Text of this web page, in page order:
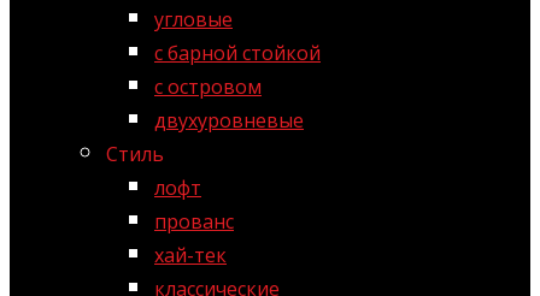
угловые
с барной стойкой
с островом
двухуровневые
Стиль
лофт
прованс
хай-тек
классические